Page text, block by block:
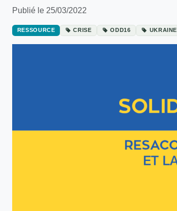
Publié le 25/03/2022
RESSOURCE CRISE ODD16 UKRAINE